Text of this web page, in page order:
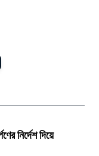
নির্দেশ দিয়ে